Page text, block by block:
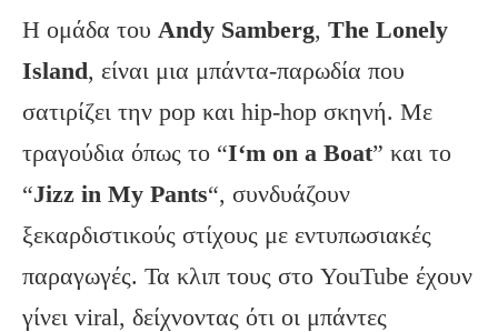
Η ομάδα του Andy Samberg, The Lonely
Island, είναι μια μπάντα-παρωδία που
σατιρίζει την pop και hip-hop σκηνή. Με
τραγούδια όπως το “I‘m on a Boat” και το
“Jizz in My Pants“, συνδυάζουν
ξεκαρδιστικούς στίχους με εντυπωσιακές
παραγωγές. Τα κλιπ τους στο YouTube έχουν
γίνει viral, δείχνοντας ότι οι μπάντες